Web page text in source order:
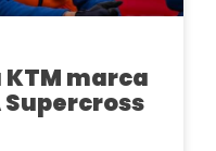
marca
Supercross